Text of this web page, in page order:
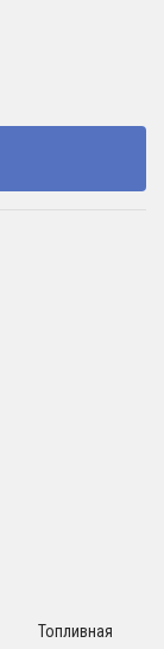
Топливная